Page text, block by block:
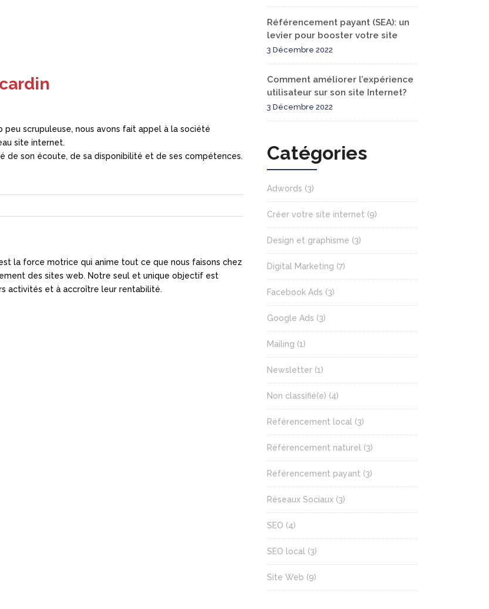
scrupuleuse, nous avons fait appel à la société
site internet.
de son écoute, de sa disponibilité et de ses compétences.
la force motrice qui anime tout ce que nous faisons chez
des sites web. Notre seul et unique objectif est
activités et à accroître leur rentabilité.
Référencement payant (SEA): un
levier pour booster votre site
3 Décembre 2022
Comment améliorer l’expérience
utilisateur sur son site Internet?
3 Décembre 2022
Catégories
Adwords (3)
Créer votre site internet (9)
Design et graphisme (3)
Digital Marketing (7)
Facebook Ads (3)
Google Ads (3)
Mailing (1)
Newsletter (1)
Non classifié(e) (4)
Référencement local (3)
Référencement naturel (3)
Référencement payant (3)
Réseaux Sociaux (3)
SEO (4)
SEO local (3)
Site Web (9)